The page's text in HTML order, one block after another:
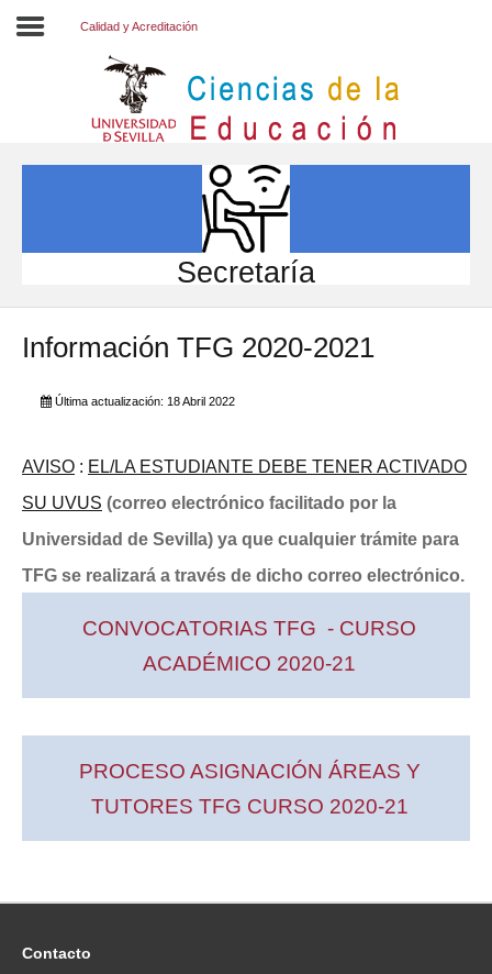
INVESTIGACIÓN
INTERNACIONAL
Directorio FCCE
Calidad y Acreditación
Secretaría
Información TFG 2020-2021
Última actualización: 18 Abril 2022
AVISO : EL/LA ESTUDIANTE DEBE TENER ACTIVADO
SU UVUS (correo electrónico facilitado por la
Universidad de Sevilla) ya que cualquier trámite para
TFG se realizará a través de dicho correo electrónico.
CONVOCATORIAS TFG - CURSO
ACADÉMICO 2020-21
PROCESO ASIGNACIÓN ÁREAS Y
TUTORES TFG CURSO 2020-21
Contacto